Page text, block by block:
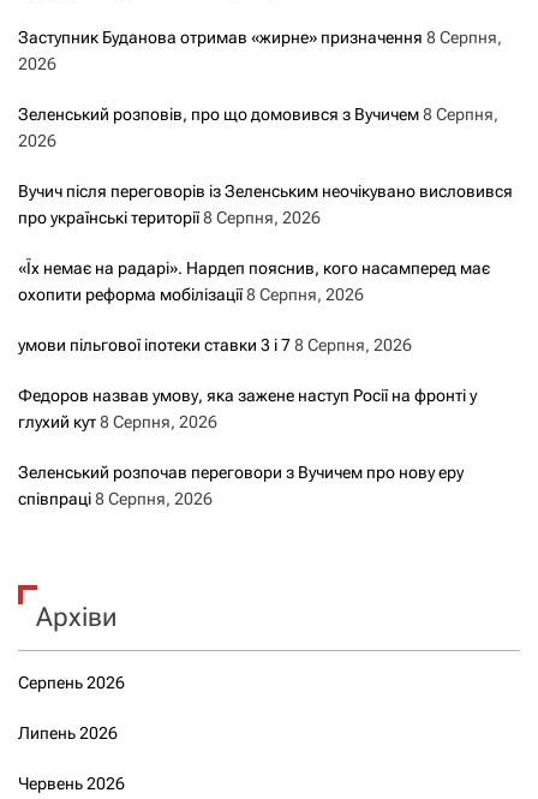
Заступник Буданова отримав «жирне» призначення 8 Серпня,
2026
Зеленський розповів, про що домовився з Вучичем8 Серпня,
2026
Вучич після переговорів із Зеленським неочікувано висловився
про українські території8 Серпня, 2026
«Їх немає на радарі». Нардеп пояснив, кого насамперед має
охопити реформа мобілізації8 Серпня, 2026
умови пільгової іпотеки ставки 3 і 78 Серпня, 2026
Федоров назвав умову, яка зажене наступ Росії на фронті у
глухий кут8 Серпня, 2026
Зеленський розпочав переговори з Вучичем про нову еру
співпраці8 Серпня, 2026
Архіви
Серпень 2026
Липень 2026
Червень 2026